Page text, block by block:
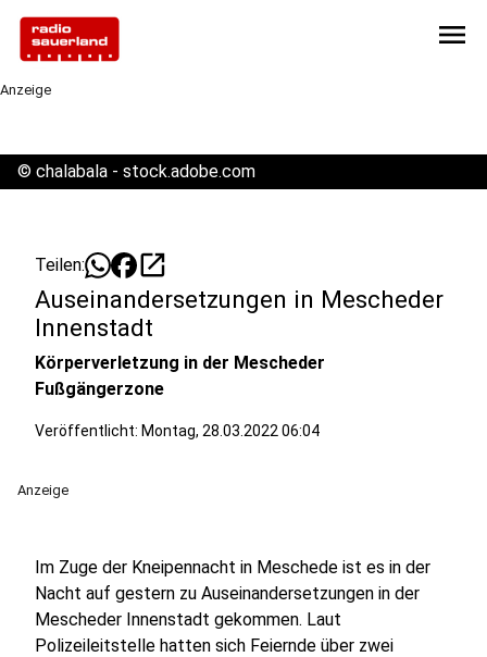
menu
Anzeige
© chalabala - stock.adobe.com
Teilen: open_in_new
Auseinandersetzungen in Mescheder
Innenstadt
Körperverletzung in der Mescheder
Fußgängerzone
Veröffentlicht: Montag, 28.03.2022 06:04
Anzeige
Im Zuge der Kneipennacht in Meschede ist es in der
Nacht auf gestern zu Auseinandersetzungen in der
Mescheder Innenstadt gekommen. Laut
Polizeileitstelle hatten sich Feiernde über zwei